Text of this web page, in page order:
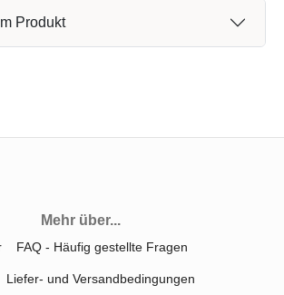
Produkt
Mehr über...
FAQ - Häufig gestellte Fragen
Liefer- und Versandbedingungen